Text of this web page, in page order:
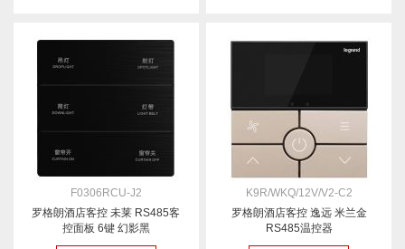
F0306RCU-J2
罗格朗酒店客控 未莱 RS485客
控面板 6键 幻影黑
K9R/WKQ/12V/V2-C2
罗格朗酒店客控 逸远 米兰金
RS485温控器